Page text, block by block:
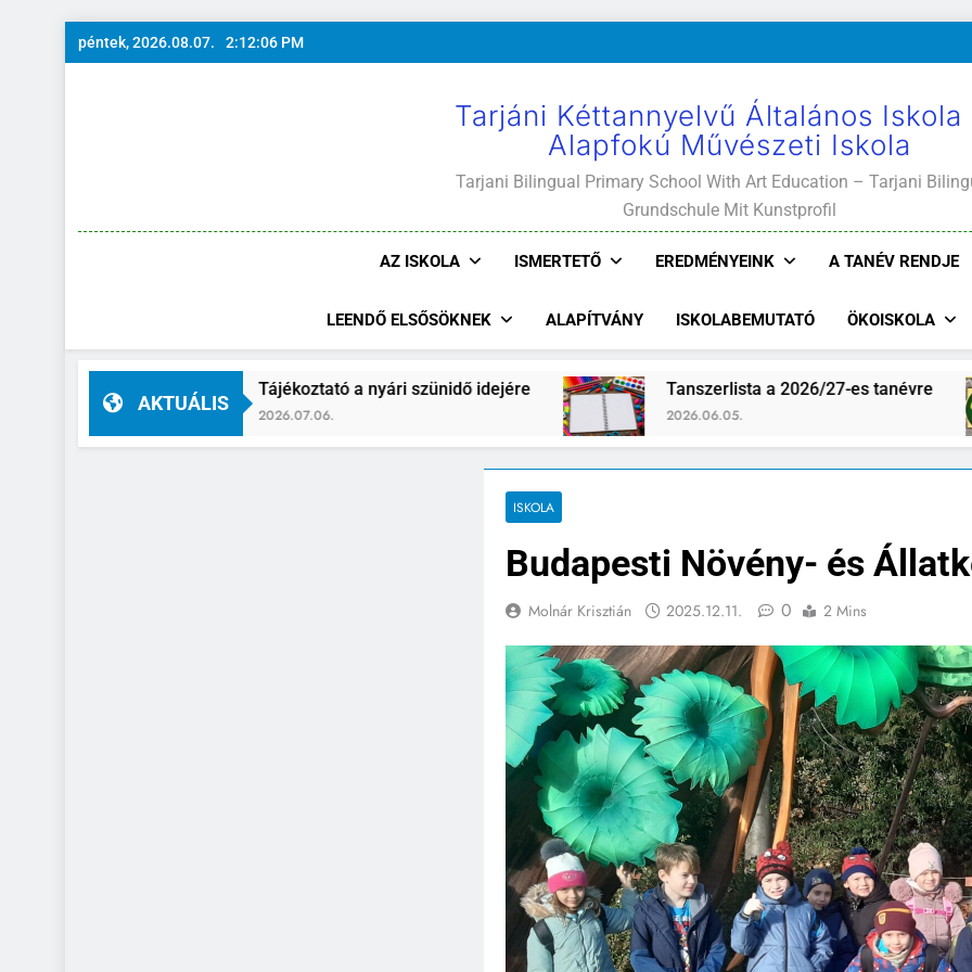
Ugrás
a
péntek, 2026.08.07. 2:12:07 PM
Tarjáni Kéttannyelvű Általános Iskola
Alapfokú Művészeti Iskola
Tarjani Bilingual Primary School With Art Education – Tarjani
Grundschule Mit Kunstprofil
AZ ISKOLA ISMERTETŐ EREDMÉNYEINK A TANÉV RENDJE
LEENDŐ ELSŐSÖKNEK ALAPÍTVÁNY ISKOLABEMUTATÓ ÖKOISKOLA
AKTUÁLIS
Tájékoztató a nyári szünidő idejére
2026.07.06.
Tanszerlista a 2026/27-es tanévre
2026.06.05.
ISKOLA
Budapesti Növény- és
Molnár Krisztián 2025.12.11. 0 2 Mins